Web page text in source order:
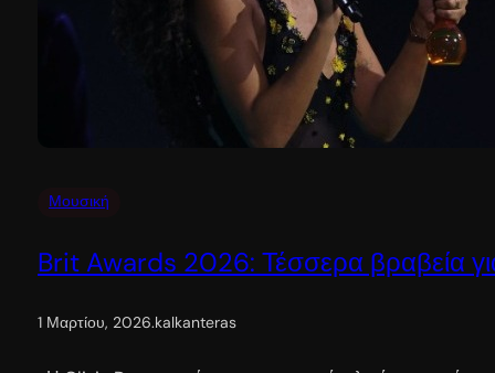
Μουσική
Brit Awards 2026: Τέσσερα βραβεία
1 Μαρτίου, 2026.kalkanteras